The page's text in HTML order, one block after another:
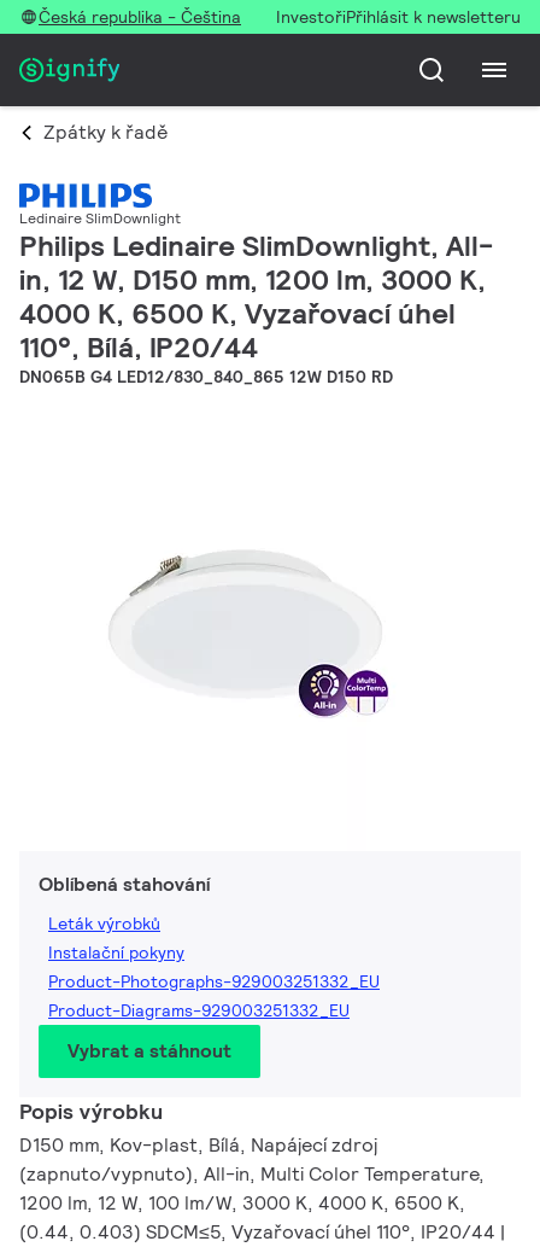
Česká republika - Čeština InvestořiPřihlásit k newsletteru
Zpátky k řadě
Ledinaire SlimDownlight
Philips Ledinaire SlimDownlight, All-
in, 12 W, D150 mm, 1200 lm, 3000 K,
4000 K, 6500 K, Vyzařovací úhel
110°, Bílá, IP20/44
DN065B G4 LED12/830_840_865 12W D150 RD
Oblíbená stahování
Leták výrobků
Instalační pokyny
Product-Photographs-929003251332_EU
Product-Diagrams-929003251332_EU
Vybrat a stáhnout
Popis výrobku
D150 mm, Kov-plast, Bílá, Napájecí zdroj
(zapnuto/vypnuto), All-in, Multi Color Temperature,
1200 lm, 12 W, 100 lm/W, 3000 K, 4000 K, 6500 K,
(0.44, 0.403) SDCM≤5, Vyzařovací úhel 110°, IP20/44 |